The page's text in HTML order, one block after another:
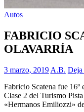
Autos
FABRICIO
OLAVARRÍA
3 marzo, 2019 A.B. Deja
Fabricio Scatena fue 16º
Clase 2 del Turismo
«Hermanos Emiliozzi»